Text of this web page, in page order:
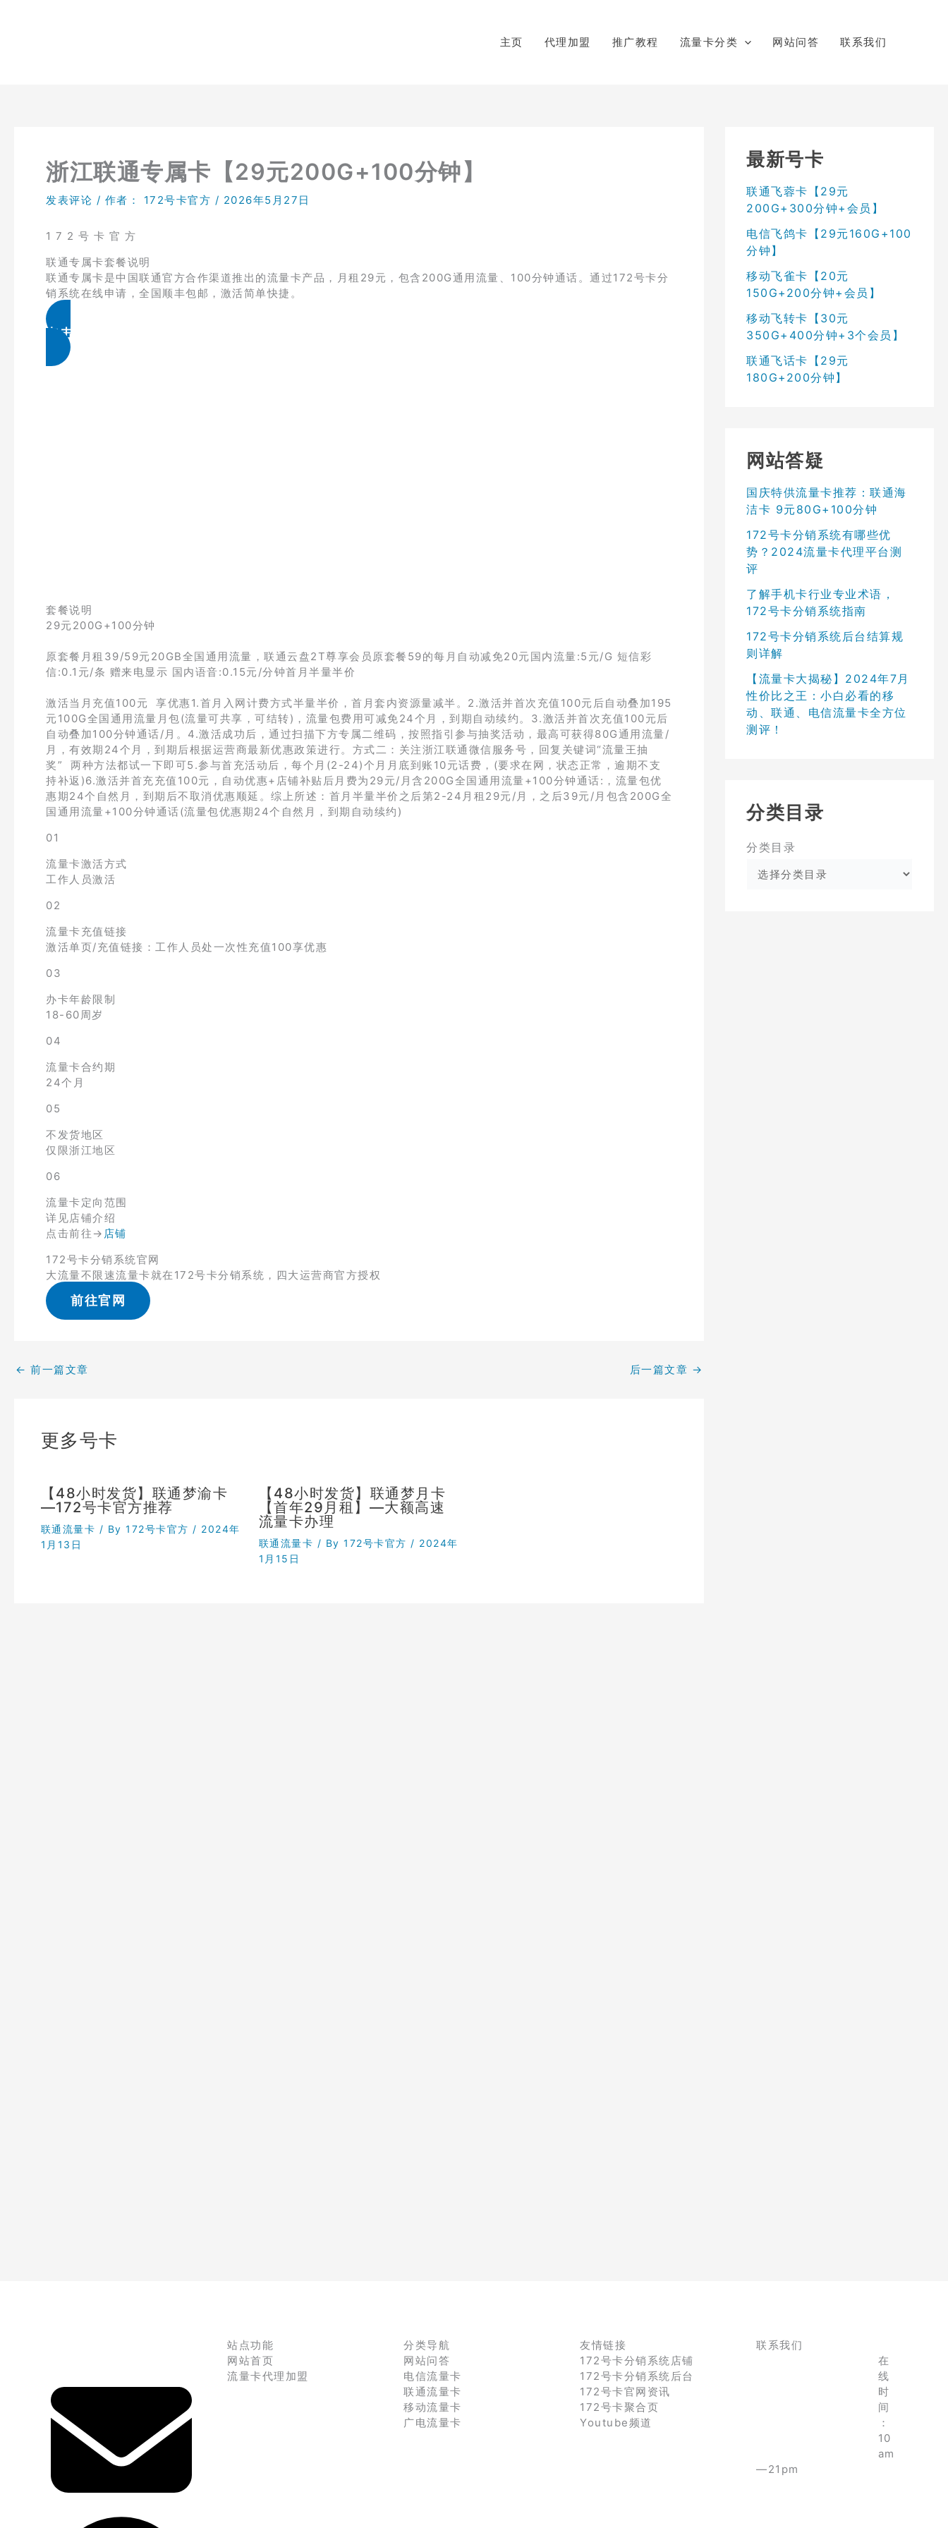
主页 代理加盟 推广教程 流量卡分类 网站问答 联系我们
浙江联通专属卡【29元200G+100分钟】
发表评论 / 作者： 172号卡官方 / 2026年5月27日
1 7 2 号 卡 官 方
联通专属卡套餐说明
联通专属卡是中国联通官方合作渠道推出的流量卡产品，月租29元，包含200G通用流量、100分钟通话。通过172号卡分
销系统在线申请，全国顺丰包邮，激活简单快捷。
点击免费领取
套餐说明
29元200G+100分钟
原套餐月租39/59元20GB全国通用流量，联通云盘2T尊享会员原套餐59的每月自动减免20元国内流量:5元/G 短信彩
信:0.1元/条 赠来电显示 国内语音:0.15元/分钟首月半量半价
激活当月充值100元 享优惠1.首月入网计费方式半量半价，首月套内资源量减半。2.激活并首次充值100元后自动叠加195
元100G全国通用流量月包(流量可共享，可结转)，流量包费用可减免24个月，到期自动续约。3.激活并首次充值100元后
自动叠加100分钟通话/月。4.激活成功后，通过扫描下方专属二维码，按照指引参与抽奖活动，最高可获得80G通用流量/
月，有效期24个月，到期后根据运营商最新优惠政策进行。方式二：关注浙江联通微信服务号，回复关键词“流量王抽
奖” 两种方法都试一下即可5.参与首充活动后，每个月(2-24)个月月底到账10元话费，(要求在网，状态正常，逾期不支
持补返)6.激活并首充充值100元，自动优惠+店铺补贴后月费为29元/月含200G全国通用流量+100分钟通话:，流量包优
惠期24个自然月，到期后不取消优惠顺延。综上所述：首月半量半价之后第2-24月租29元/月，之后39元/月包含200G全
国通用流量+100分钟通话(流量包优惠期24个自然月，到期自动续约)
01
流量卡激活方式
工作人员激活
02
流量卡充值链接
激活单页/充值链接：工作人员处一次性充值100享优惠
03
办卡年龄限制
18-60周岁
04
流量卡合约期
24个月
05
不发货地区
仅限浙江地区
06
流量卡定向范围
详见店铺介绍
点击前往→ 店铺
172号卡分销系统官网
大流量不限速流量卡就在172号卡分销系统，四大运营商官方授权
前往官网
← 前一篇文章 后一篇文章 →
更多号卡
【48小时发货】联通梦渝卡
—172号卡官方推荐
联通流量卡 / By 172号卡官方 / 2024年
1月13日
【48小时发货】联通梦月卡
【首年29月租】—大额高速
流量卡办理
联通流量卡 / By172号卡官方 / 2024年
1月15日
最新号卡
联通飞蓉卡【29元
200G+300分钟+会员】
电信飞鸽卡【29元160G+100
分钟】
移动飞雀卡【20元
150G+200分钟+会员】
移动飞转卡【30元
350G+400分钟+3个会员】
联通飞话卡【29元
180G+200分钟】
网站答疑
国庆特供流量卡推荐：联通海
洁卡 9元80G+100分钟
172号卡分销系统有哪些优
势？2024流量卡代理平台测
评
了解手机卡行业专业术语，
172号卡分销系统指南
172号卡分销系统后台结算规
则详解
【流量卡大揭秘】2024年7月
性价比之王：小白必看的移
动、联通、电信流量卡全方位
测评！
分类目录
分类目录
站点功能
网站首页
流量卡代理加盟
分类导航
网站问答
电信流量卡
联通流量卡
移动流量卡
广电流量卡
友情链接
172号卡分销系统店铺
172号卡分销系统后台
172号卡官网资讯
172号卡聚合页
Youtube频道
联系我们
在
线
时
间
：
10
am
—21pm